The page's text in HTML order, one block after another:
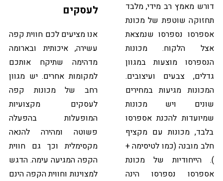
דורש מאמץ רב מידי, מלבד
תחזוקה שוטפת של מכונת
אספרסו נספרסו שנמצאת
אצל הלקוח. מכונות
הנספרסו מוצעות במגוון
גדלים, צבעים ועיצובים.
המכונות מגיעות במחירים
שונים ויש מכונות
שמיועדות להכנת אספרסו
בלבד, מכונות עם מקציף
חלב מובנה (כמו לטיסימה +
). הייחודיות של מכונת
אספרסו נספרסו הינה
לעסקים
אנו מציעים לכם חווית קפה
עשירה, איכותית ובארומה
מדהימה שתיקח אותכם
למקומות אחרים. יש מגוון
רחב של מכונות קפה
לעסקים מקצועיות
המופעלות בהפעלה
פשוטה ומהירה להנאה
מקסימלית וכך גם חווית
הקפה המגיעה עימה. הדגש
למצוינות וחווית הקפה הינם